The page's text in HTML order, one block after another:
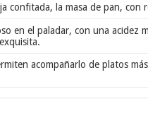
confitada, la masa de pan, con
en el paladar, con una
acompañarlo de platos